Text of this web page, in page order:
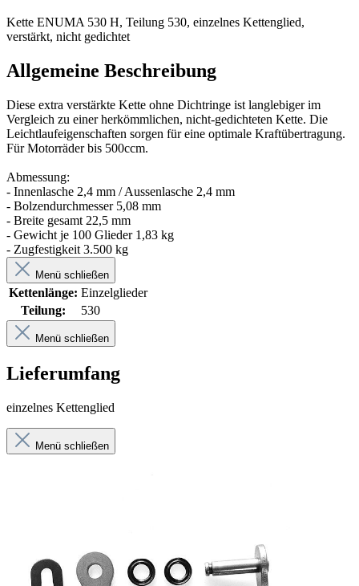
Kette ENUMA 530 H, Teilung 530, einzelnes Kettenglied,
verstärkt, nicht gedichtet
Allgemeine Beschreibung
Diese extra verstärkte Kette ohne Dichtringe ist langlebiger im
Vergleich zu einer herkömmlichen, nicht-gedichteten Kette. Die
Leichtlaufeigenschaften sorgen für eine optimale Kraftübertragung.
Für Motorräder bis 500ccm.
Abmessung:
- Innenlasche 2,4 mm / Aussenlasche 2,4 mm
- Bolzendurchmesser 5,08 mm
- Breite gesamt 22,5 mm
- Gewicht je 100 Glieder 1,83 kg
- Zugfestigkeit 3.500 kg
Menü schließen
Kettenlänge: Einzelglieder
Teilung:
530
Menü schließen
Lieferumfang
einzelnes Kettenglied
Menü schließen